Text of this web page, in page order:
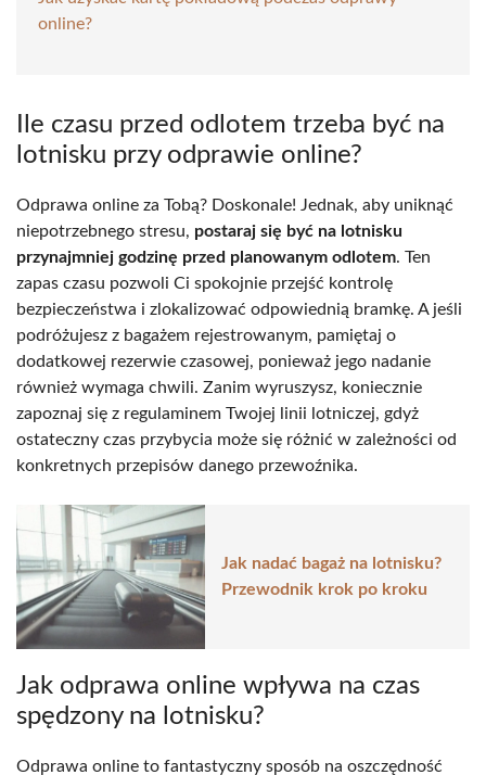
online?
Ile czasu przed odlotem trzeba być na
lotnisku przy odprawie online?
Odprawa online za Tobą? Doskonale! Jednak, aby uniknąć
niepotrzebnego stresu, postaraj się być na lotnisku
przynajmniej godzinę przed planowanym odlotem. Ten
zapas czasu pozwoli Ci spokojnie przejść kontrolę
bezpieczeństwa i zlokalizować odpowiednią bramkę. A jeśli
podróżujesz z bagażem rejestrowanym, pamiętaj o
dodatkowej rezerwie czasowej, ponieważ jego nadanie
również wymaga chwili. Zanim wyruszysz, koniecznie
zapoznaj się z regulaminem Twojej linii lotniczej, gdyż
ostateczny czas przybycia może się różnić w zależności od
konkretnych przepisów danego przewoźnika.
Jak nadać bagaż na lotnisku?
Przewodnik krok po kroku
Jak odprawa online wpływa na czas
spędzony na lotnisku?
Odprawa online to fantastyczny sposób na oszczędność